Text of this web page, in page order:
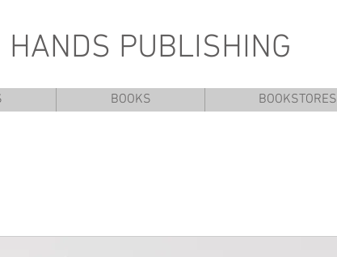
HANDS PUBLISHING
BOOKS BOOKSTORES